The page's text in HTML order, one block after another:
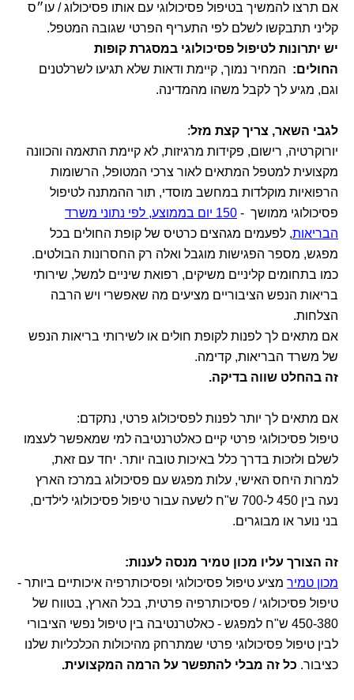
אם תרצו להמשיך בטיפול פסיכולוגי עם אותו פסיכולוג / עו״ס
קליני תתבקשו לשלם לפי התעריף הפרטי שגובה המטפל.
יש יתרונות לטיפול פסיכולוגי במסגרת קופות
החולים: המחיר נמוך, קיימת ודאות שלא תגיעו לשרלטנים
וגם, מגיע לך לקבל משהו מהמדינה.
לגבי השאר, צריך קצת מזל:
יורוקרטיה, רישום, פקידות מרגיזות, לא קיימת התאמה והכוונה
מקצועית למטפל המתאים לאור צרכי המטופל, הרשומות
הרפואיות מוקלדות במחשב מוסדי, תור ההמתנה לטיפול
פסיכולוגי ממושך -
150 יום בממוצע, לפי נתוני משרד
הבריאות, לפעמים מגהצים כרטיס של קופת החולים בכל
מפגש, מספר הפגישות מוגבל ואלה רק החסרונות הבולטים.
כמו בתחומים קליניים משיקים, רפואת שיניים למשל, שירותי
בריאות הנפש הציבוריים מציעים מה שאפשרי ויש הרבה
הצלחות.
אם מתאים לך לפנות לקופת חולים או לשירותי בריאות הנפש
של משרד הבריאות, קדימה.
זה בהחלט שווה בדיקה.
אם מתאים לך יותר לפנות לפסיכולוג פרטי, נתקדם:
טיפול פסיכולוגי פרטי קיים כאלטרנטיבה למי שמאפשר לעצמו
לשלם ולזכות בדרך כלל באיכות טובה יותר. יחד עם זאת,
למרות היחס האישי, עלות מפגש עם פסיכולוג במרכז הארץ
נעה בין 450 ל-700 ש"ח לשעה עבור טיפול פסיכולוגי לילדים,
בני נוער או מבוגרים.
זה הצורך עליו מכון טמיר מנסה לענות:
מכון טמיר מציע טיפול פסיכולוגי ופסיכותרפיה איכותיים ביותר -
טיפול פסיכולוגי / פסיכותרפיה פרטית, בכל הארץ, בטווח של
450-380 ש"ח למפגש - כאלטרנטיבה בין טיפול נפשי הציבורי
לבין טיפול פסיכולוגי פרטי שמתרחק מהיכולות הכלכליות שלנו
כציבור. כל זה מבלי להתפשר על הרמה המקצועית.